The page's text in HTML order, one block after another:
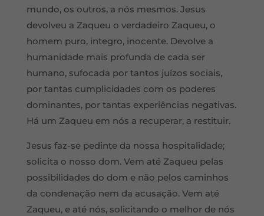
mundo, os outros, a nós mesmos. Jesus
devolveu a Zaqueu o verdadeiro Zaqueu, o
homem puro, integro, inocente. Devolve a
humanidade mais profunda de cada ser
humano, sufocada por tantos juízos sociais,
por tantas cumplicidades com os poderes
dominantes, por tantas experiências negativas.
Há um Zaqueu em nós a recuperar, a restituir.
Jesus faz-se pedinte da nossa hospitalidade;
solicita o nosso dom. Vem até Zaqueu pelas
possibilidades do dom e não pelos caminhos
da condenação nem da acusação. Vem até
Zaqueu, e até nós, solicitando o melhor de nós